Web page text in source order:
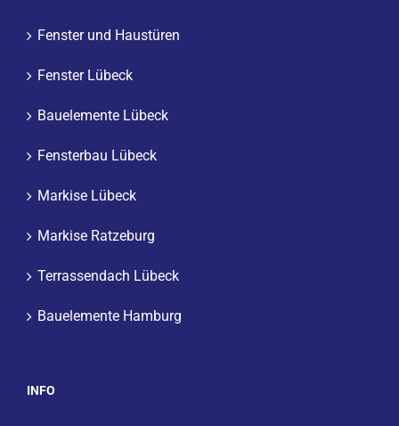
Fenster und Haustüren
Fenster Lübeck
Bauelemente Lübeck
Fensterbau Lübeck
Markise Lübeck
Markise Ratzeburg
Terrassendach Lübeck
Bauelemente Hamburg
INFO